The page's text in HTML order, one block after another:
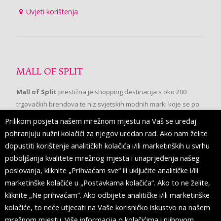
Uvjeti korištenja
MALL OF SPLIT
Mall of Split prestižna je shopping destinacija s oko 200
trgovačkih brendova te niz svjetskih modnih marki koje se po
prvi put pojavljuju u Splitu.
PRATITE NAS
Prilikom posjeta našem mrežnom mjestu na Vaš se uređaj
pohranjuju nužni kolačići za njegov uredan rad. Ako nam želite
dopustiti korištenje analitičkih kolačića i/ili marketinških u svrhu
poboljšanja kvalitete mrežnog mjesta i unaprjeđenja našeg
poslovanja, kliknite „Prihvaćam sve“ ili uključite analitičke i/ili
marketinške kolačiće u „Postavkama kolačića“. Ako to ne želite,
kliknite „Ne prihvaćam“. Ako odbijete analitičke i/ili marketinške
kolačiće, to neće utjecati na Vaše korisničko iskustvo na našem